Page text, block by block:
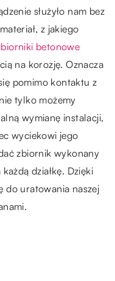
służyło nam bez
z jakiego
betonowe
na korozję. Oznacza
pomimo kontaktu z
tylko możemy
wymianę instalacji,
wyciekowi jego
zbiornik wykonany
działkę. Dzięki
do uratowania naszej